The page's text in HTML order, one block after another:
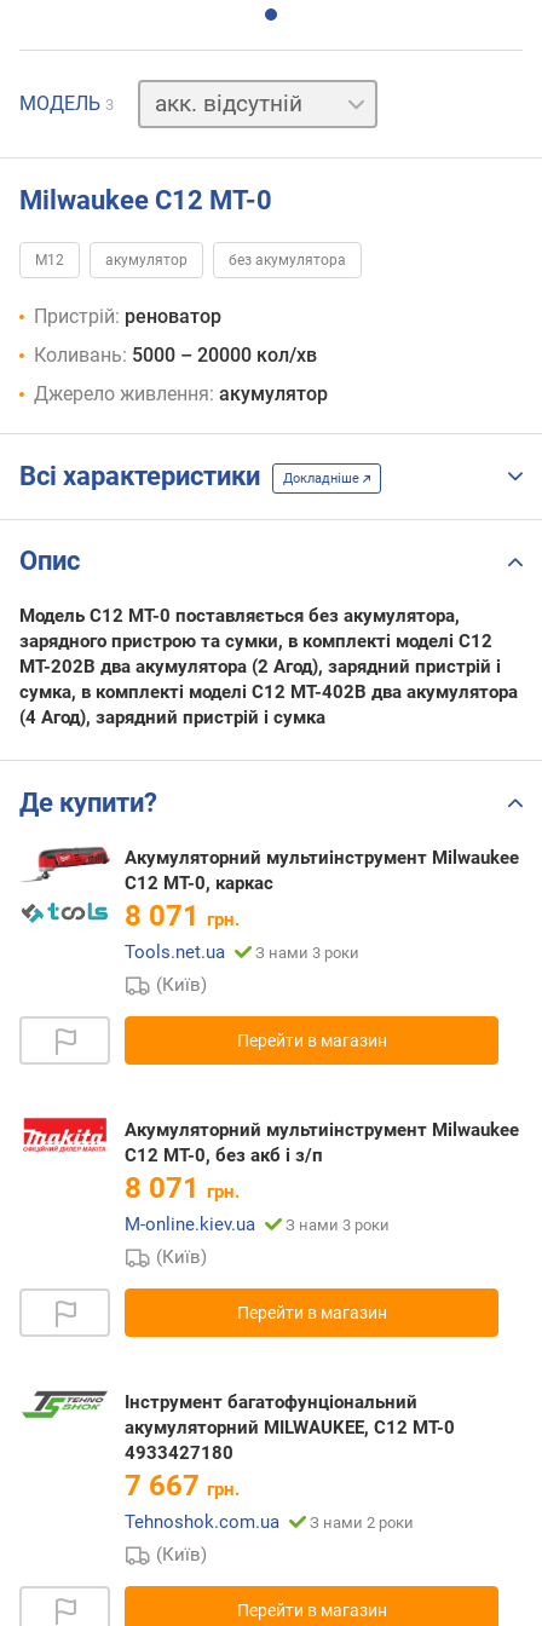
МОДЕЛЬ 3
акк.
2
4 Агод
Milwaukee C12 MT-0
M12 акумулятор без акумулятора
Пристрій: реноватор
Коливань: 5000 – 20000 кол/хв
Джерело живлення: акумулятор
Всі характеристики Докладніше
Опис
Модель C12 MT-0 поставляється без акумулятора,
зарядного пристрою та сумки, в комплекті моделі C12
MT-202B два акумулятора (2 Агод), зарядний пристрій і
сумка, в комплекті моделі C12 MT-402B два акумулятора
(4 Агод), зарядний пристрій і сумка
Де купити?
Акумуляторний мультиінструмент Milwaukee
C12 MT-0, каркас
8 071 грн.
Tools.net.ua
З нами 3 роки
(Київ)
Перейти в магазин
Акумуляторний мультиінструмент Milwaukee
C12 MT-0, без акб і з/п
8 071 грн.
M-online.kiev.ua
З нами 3 роки
(Київ)
Перейти в магазин
Інструмент багатофунціональний
акумуляторний MILWAUKEE, C12 MT-0
4933427180
7 667 грн.
Tehnoshok.com.ua
З нами 2 роки
(Київ)
Перейти в магазин